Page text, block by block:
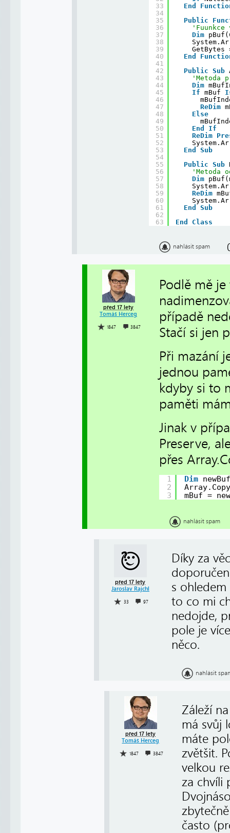
33
34
35
36
37
38
39
40
41
42
43
44
45
46
47
48
49
50
51
52
53
54
55
56
57
58
59
60
61
62
63
End
Public
Dim
End
Public
Sub
'Metoda
Dim
If
mBuf
ReDim
Else
End
If
ReDim
End
Sub
Public
Sub
'Metoda
Dim
ReDim
End
Sub
End
Class
nahlásit spam
před 17 lety
Tomáš Herceg
1847 3847
Podlě mě
případě
Stačí si jen
Při mazání
jednou
kdyby si to
paměti
Jinak v
Preserve,
přes
1
2
3
Dim
mBuf =
nahlásit spam
před 17 lety
Jaroslav Rajchl
33 97
Díky za
s
to co mi
nedojde,
pole je
něco.
nahlásit
před 17 lety
Tomáš Herceg
1847 3847
Záleží
má svůj
máte
zvětšit.
velkou
za chvíli
často